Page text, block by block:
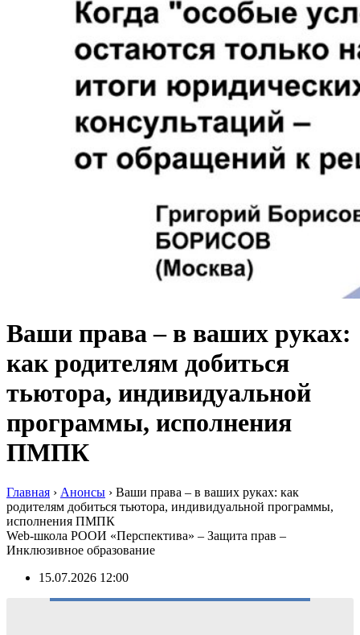
Ваши права – в ваших руках:
как родителям добиться
тьютора, индивидуальной
программы, исполнения
ПМПК
Главная › Анонсы › Ваши права – в ваших руках: как
родителям добиться тьютора, индивидуальной программы,
исполнения ПМПК
Web-школа РООИ «Перспектива» – Защита прав –
Инклюзивное образование
15.07.2026 12:00